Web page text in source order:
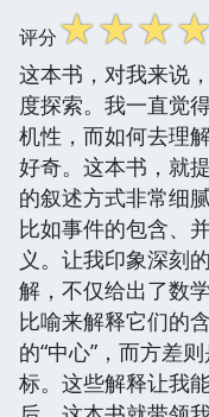
评分☆☆☆
这本书，对我来说
度探索。我一直觉
机性，而如何去理
好奇。这本书，就
的叙述方式非常细
比如事件的包含、
义。让我印象深刻
解，不仅给出了数
比喻来解释它们的
的“中心”，而方差
标。这些解释让我